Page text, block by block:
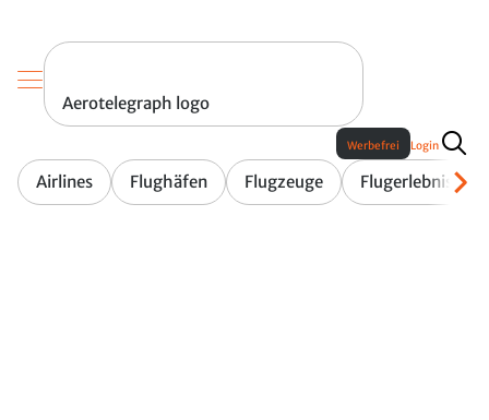
Aerotelegraph logo
Airlines Flughäfen Flugzeuge Flugerlebnis
Werbefrei Login